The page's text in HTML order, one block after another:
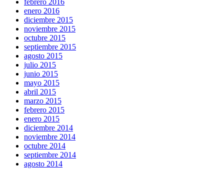
febrero 2016
enero 2016
diciembre 2015
noviembre 2015
octubre 2015
septiembre 2015
agosto 2015
julio 2015
junio 2015
mayo 2015
abril 2015
marzo 2015
febrero 2015
enero 2015
diciembre 2014
noviembre 2014
octubre 2014
septiembre 2014
agosto 2014